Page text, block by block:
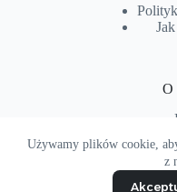
Używamy plików cookie,
z
O
Copyright © 2026 -